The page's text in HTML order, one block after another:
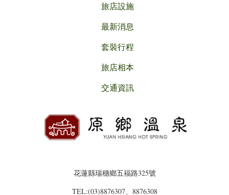
旅店設施
最新消息
套裝行程
旅店相本
交通資訊
花蓮縣瑞穗鄉五福路325號
TEL:(03)8876307、8876308